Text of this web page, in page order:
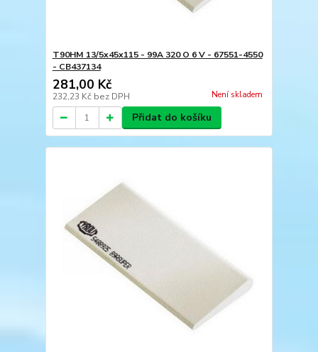
T90HM 13/5x45x115 - 99A 320 O 6 V - 67551-4550
- CB437134
281,00 Kč
232,23 Kč bez DPH Není skladem
Přidat do košíku